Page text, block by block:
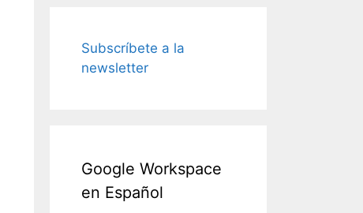
Subscríbete a la
newsletter
Google Workspace
en Español